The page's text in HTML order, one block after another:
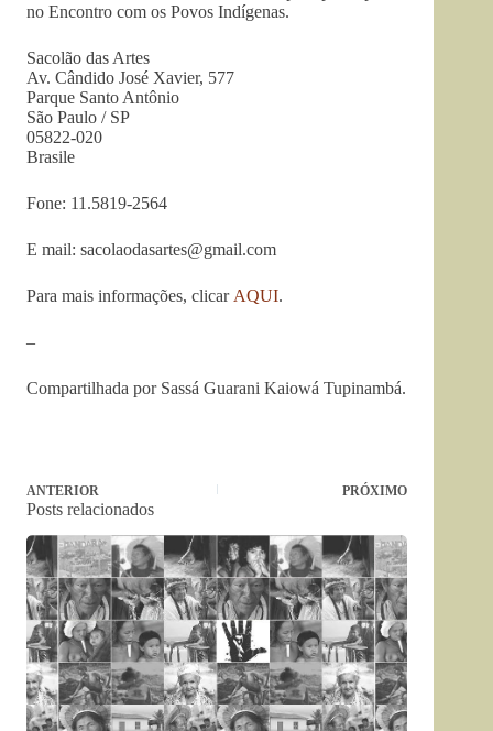
no Encontro com os Povos Indígenas.
Sacolão das Artes
Av. Cândido José Xavier, 577
Parque Santo Antônio
São Paulo / SP
05822-020
Brasile
Fone: 11.5819-2564
E mail: sacolaodasartes@gmail.com
Para mais informações, clicar AQUI.
–
Compartilhada por Sassá Guarani Kaiowá Tupinambá.
ANTERIOR PRÓXIMO
Posts relacionados